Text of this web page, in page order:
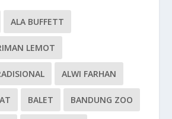
ALA BUFFETT
LEMOT
ALWI FARHAN
BALET BANDUNG ZOO